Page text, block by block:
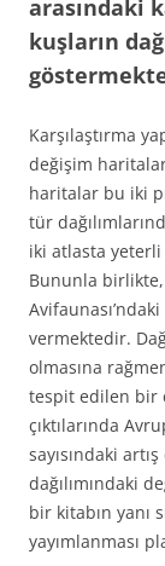
arasındaki
kuşların
Karşılaştırma
değişim
haritalar bu iki
tür
iki atlasta yeterli
Bununla
vermektedir.
olmasına
tespit edilen bir
çıktılarında
sayısındaki
dağılımındaki
bir kitabın yanı
yayımlanması